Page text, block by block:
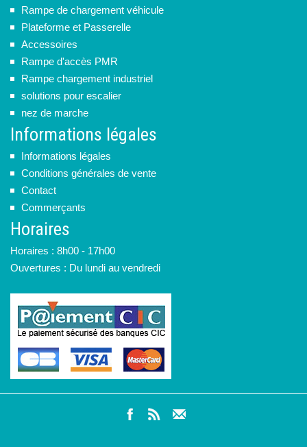
Rampe de chargement véhicule
Plateforme et Passerelle
Accessoires
Rampe d'accès PMR
Rampe chargement industriel
solutions pour escalier
nez de marche
Informations légales
Informations légales
Conditions générales de vente
Contact
Commerçants
Horaires
Horaires : 8h00 - 17h00
Ouvertures : Du lundi au vendredi